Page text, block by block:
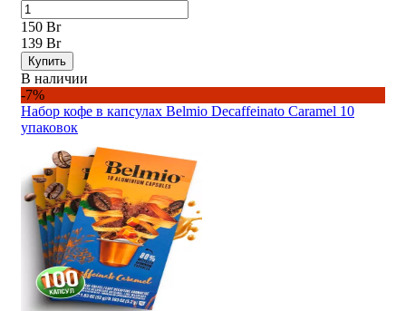
150 Br
139 Br
Купить
В наличии
-7%
Набор кофе в капсулах Belmio Decaffeinato Caramel 10
упаковок